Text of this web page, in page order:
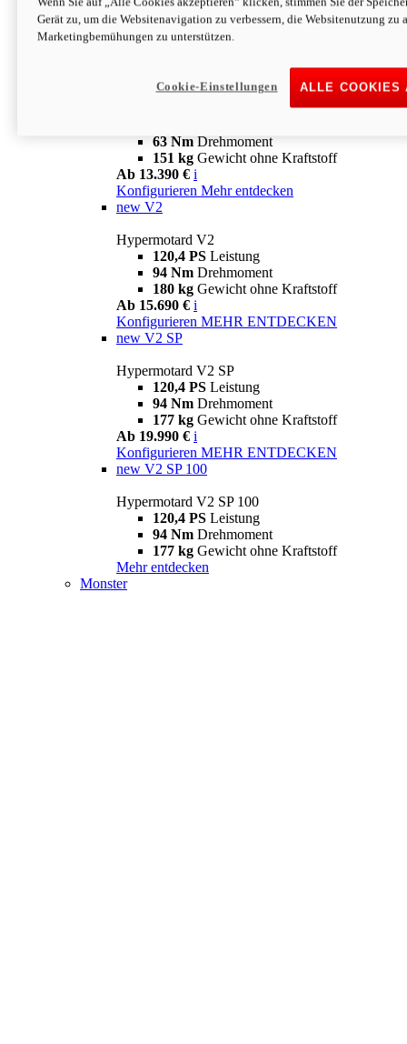
63 NmDrehmoment
151 kgGewicht ohne Kraftstoff
Ab 13.890 € i
63 Nm Drehmoment
151 kg Gewicht ohne Kraftstoff
Ab 13.390 € i
Konfigurieren Mehr entdecken
new V2
Hypermotard V2
120,4 PS Leistung
94 Nm Drehmoment
180 kg Gewicht ohne Kraftstoff
Ab 15.690 € i
Konfigurieren MEHR ENTDECKEN
new V2 SP
Hypermotard V2 SP
120,4 PS Leistung
94 Nm Drehmoment
177 kg Gewicht ohne Kraftstoff
Ab 19.990 € i
Konfigurieren MEHR ENTDECKEN
new V2 SP 100
Hypermotard V2 SP 100
120,4 PS Leistung
94 Nm Drehmoment
177 kg Gewicht ohne Kraftstoff
Mehr entdecken
Monster
Gerät zu, um die Websitenavigation zu verbessern, die Websitenutzung zu
Marketingbemühungen zu unterstützen.
ALLE COOKIES
Cookie-Einstellungen